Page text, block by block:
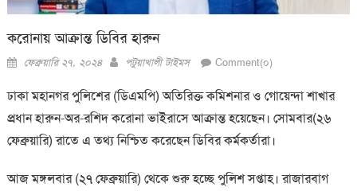
করোনায় আক্রান্ত ডিবির হারুন
Posted
ফেব্রুয়ারি ২৭, ২০২৪ Author
পটুয়াখালী টাইমস Comment(০)
ঢাকা মহানগর পুলিশের (ডিএমপি) অতিরিক্ত কমিশনার ও গোয়েন্দা শাখার
প্রধান হারুন-অর-রশিদ করোনা ভাইরাসে আক্রান্ত হয়েছেন। সোমবার(২৬
ফেব্রুয়ারি) রাতে এ তথ্য নিশ্চিত করেছেন ডিবির কর্মকর্তারা।
আজ মঙ্গলবার (২৭ ফেব্রুয়ারি) থেকে শুরু হচ্ছে পুলিশ সপ্তাহ। রাজারবাগ